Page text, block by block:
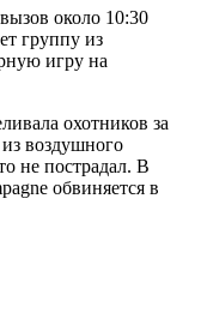
около 10:30
группу из
игру на
охотников за
воздушного
не пострадал. В
обвиняется в